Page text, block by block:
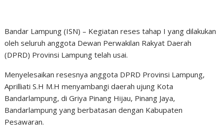
Bandar Lampung (ISN) – Kegiatan reses tahap I yang dilakukan
oleh seluruh anggota Dewan Perwakilan Rakyat Daerah
(DPRD) Provinsi Lampung telah usai.
Menyelesaikan resesnya anggota DPRD Provinsi Lampung,
Aprilliati S.H M.H menyambangi daerah ujung Kota
Bandarlampung, di Griya Pinang Hijau, Pinang Jaya,
Bandarlampung yang berbatasan dengan Kabupaten
Pesawaran.